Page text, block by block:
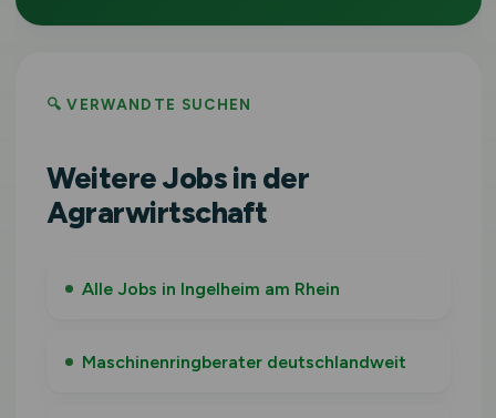
🔍 VERWANDTE SUCHEN
Weitere Jobs in der
Agrarwirtschaft
Alle Jobs in Ingelheim am Rhein
Maschinenringberater deutschlandweit